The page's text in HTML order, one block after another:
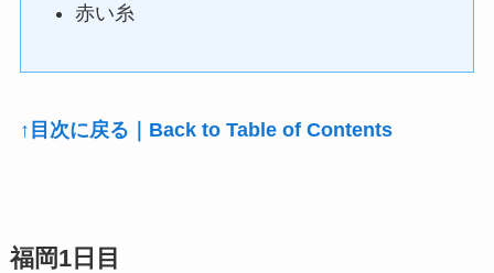
赤い糸
↑目次に戻る｜Back to Table of Contents
福岡1日目